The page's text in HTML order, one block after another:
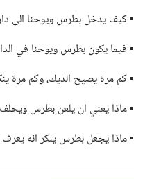
▪ كيف يدخل بطرس ويوحنا الى
▪ فيما يكون بطرس ويوحنا في
▪ كم مرة يصيح الديك،‏ وكم مرة
▪ ماذا يعني ان يلعن بطرس
▪ ماذا يجعل بطرس ينكر انه